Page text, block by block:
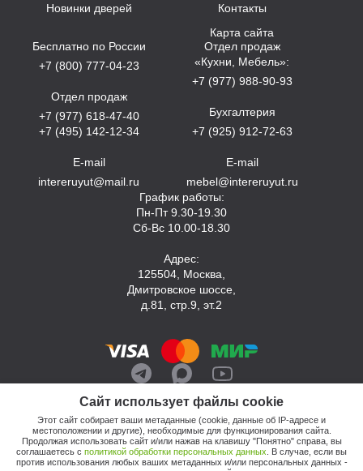
Сайт использует файлы cookie
Этот сайт собирает ваши метаданные (cookie, данные об IP-адресе и
местоположении и другие), необходимые для функционирования сайта.
Продолжая использовать сайт и/или нажав на клавишу "Понятно" справа, вы
соглашаетесь с политикой обработки персональных данных . В случае, если вы
против использования любых ваших метаданных и/или персональных данных -
Новинки дверей
Контакты
Карта сайта
Бесплатно по России
+7 (800) 777-04-23
Отдел продаж
+7 (977) 618-47-40
+7 (495) 142-12-34
E-mail
intereruyut@mail.ru
Отдел продаж
«Кухни, Мебель»:
+7 (977) 988-90-93
Бухгалтерия
+7 (925) 912-72-63
E-mail
mebel@intereruyut.ru
График работы:
Пн-Пт 9.30-19.30
Сб-Вс 10.00-18.30
Адрес:
125504, Москва,
Дмитровское шоссе,
д.81, стр.9, эт.2